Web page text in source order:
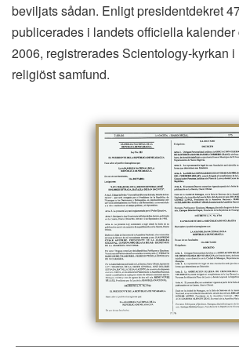
beviljats sådan. Enligt presidentdekret
publicerades i landets officiella kalender
2006, registrerades Scientology-kyrkan
religiöst samfund.